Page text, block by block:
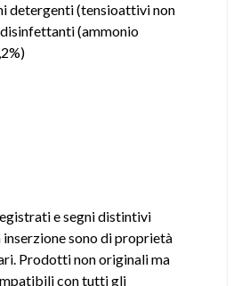
detergenti (tensioattivi non
(ammonio
e segni distintivi
sono di proprietà
Prodotti non originali ma
con tutti gli